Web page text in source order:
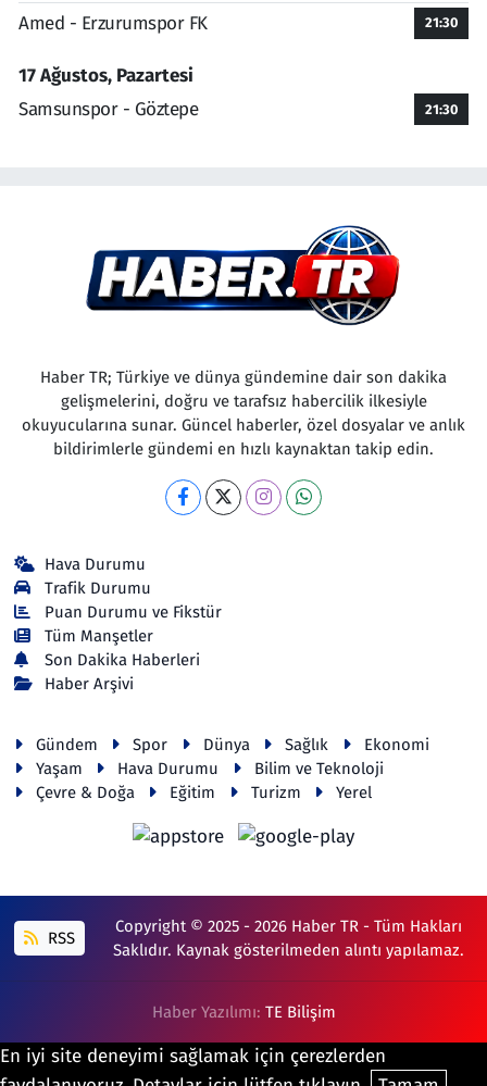
Amed - Erzurumspor FK 21:30
17 Ağustos, Pazartesi
Samsunspor - Göztepe
21:30
Haber TR; Türkiye ve dünya gündemine dair son dakika
gelişmelerini, doğru ve tarafsız habercilik ilkesiyle
okuyucularına sunar. Güncel haberler, özel dosyalar ve anlık
bildirimlerle gündemi en hızlı kaynaktan takip edin.
Hava Durumu
Trafik Durumu
Puan Durumu ve Fikstür
Tüm Manşetler
Son Dakika Haberleri
Haber Arşivi
Gündem Spor Dünya Sağlık
Ekonomi
Yaşam
Hava Durumu
Bilim ve Teknoloji
Çevre & Doğa
Eğitim Turizm Yerel
RSS
Copyright © 2025 - 2026 Haber TR - Tüm Hakları
Saklıdır. Kaynak gösterilmeden alıntı yapılamaz.
Haber Yazılımı: TE Bilişim
En iyi site deneyimi sağlamak için çerezlerden